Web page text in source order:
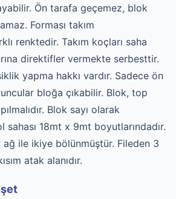
Ön tarafa geçemez, blok
Forması takım
renktedir. Takım koçları saha
direktifler vermekte serbesttir.
yapma hakkı vardır. Sadece ön
bloğa çıkabilir. Blok, top
Blok sayı olarak
sahası 18mt x 9mt boyutlarındadır.
ağ ile ikiye bölünmüştür. Fileden 3
atak alanıdır.